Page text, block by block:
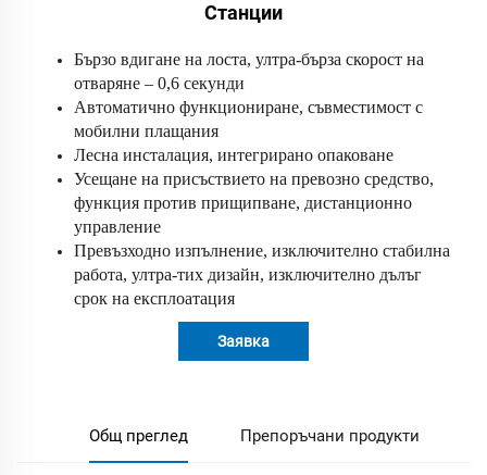
Станции
Бързо вдигане на лоста, ултра-бърза скорост на
отваряне – 0,6 секунди
Автоматично функциониране, съвместимост с
мобилни плащания
Лесна инсталация, интегрирано опаковане
Усещане на присъствието на превозно средство,
функция против прищипване, дистанционно
управление
Превъзходно изпълнение, изключително стабилна
работа, ултра-тих дизайн, изключително дълъг
срок на експлоатация
Заявка
Общ преглед Препоръчани продукти